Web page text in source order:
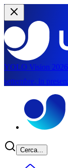
YOLO Vision
settembre, in
Cerca...